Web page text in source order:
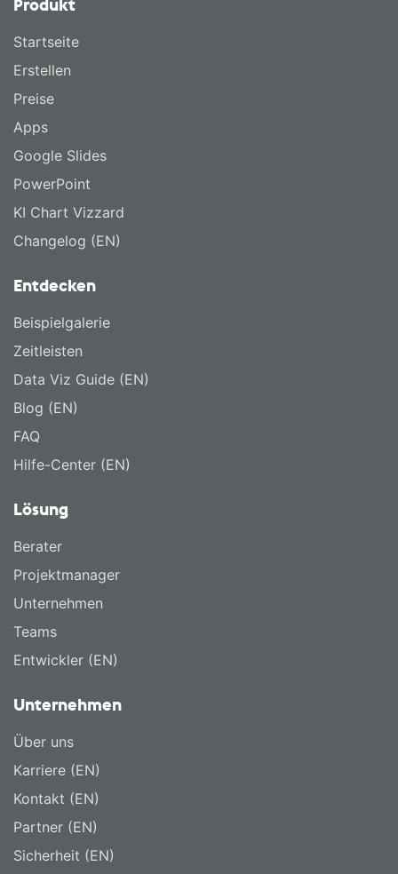
Produkt
Startseite
Erstellen
Preise
Apps
Google Slides
PowerPoint
KI Chart Vizzard
Changelog (EN)
Entdecken
Beispielgalerie
Zeitleisten
Data Viz Guide (EN)
Blog (EN)
FAQ
Hilfe-Center (EN)
Lösung
Berater
Projektmanager
Unternehmen
Teams
Entwickler (EN)
Unternehmen
Über uns
Karriere (EN)
Kontakt (EN)
Partner (EN)
Sicherheit (EN)